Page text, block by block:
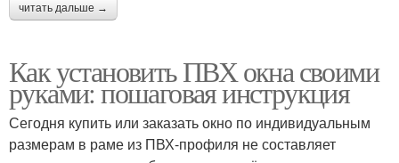
читать дальше →
Как установить ПВХ окна своими
руками: пошаговая инструкция
Сегодня купить или заказать окно по индивидуальным
размерам в раме из ПВХ-профиля не составляет